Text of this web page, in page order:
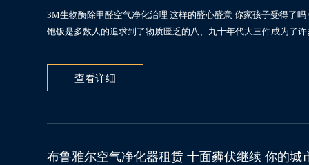
3M生物酶除甲醛空气净化治理 这样的醛心醛意 你家孩子受得了
饱饭是多数人的追求到了物质匮乏的八、九十年代大三件成为了
查看详细
布鲁雅尔空气净化器租赁 十面霾伏继续 你的城